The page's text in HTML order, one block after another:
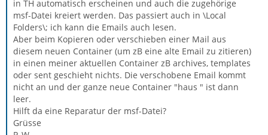
in TH automatisch erscheinen und auch die zugehörige
msf-Datei kreiert werden. Das passiert auch in \Local
Folders\; ich kann die Emails auch lesen.
Aber beim Kopieren oder verschieben einer Mail aus
diesem neuen Container (um zB eine alte Email zu zitieren)
in einen meiner aktuellen Container zB archives, templates
oder sent geschieht nichts. Die verschobene Email kommt
nicht an und der ganze neue Container "haus " ist dann
leer.
Hilft da eine Reparatur der msf-Datei?
Grüsse